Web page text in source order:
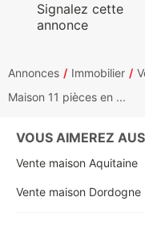
Signalez cette
annonce
Annonces Immobilier
Maison 11 pièces en ...
VOUS AIMEREZ
Vente maison Aquitaine
Vente maison Dordogne